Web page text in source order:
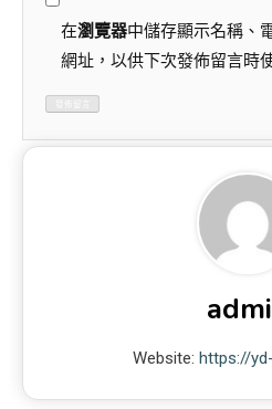
在瀏覽器中儲存顯示名稱、
網址，以供下次發佈留言時
Website: https://